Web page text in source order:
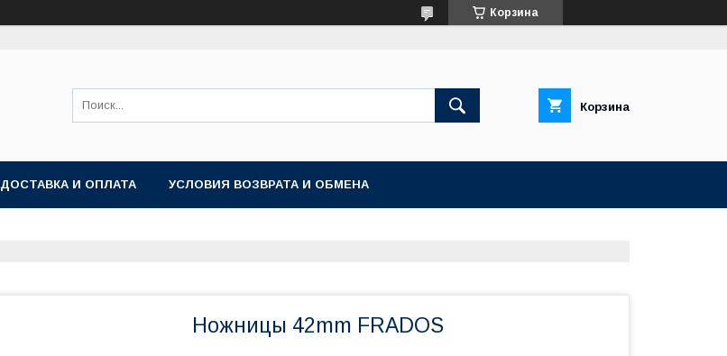
Корзина
Корзина
ДОСТАВКА И ОПЛАТА УСЛОВИЯ ВОЗВРАТА И ОБМЕНА
Ножницы 42mm FRADOS